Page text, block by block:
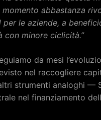
abbastanza
le aziende, a
minore ciclicità.”
da mesi
nel raccogliere
strumenti analoghi —
nel finanziamento